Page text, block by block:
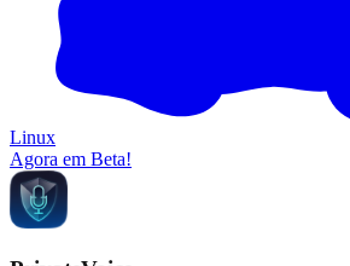
Linux
Agora em Beta!